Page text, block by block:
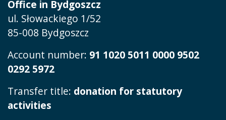
Office in Bydgoszcz
ul. Słowackiego 1/52
85-008 Bydgoszcz
Account number: 91 1020 5011 0000 9502
0292 5972
Transfer title: donation for statutory
activities